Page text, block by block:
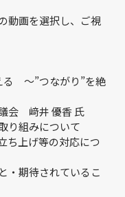
動画を選択し、ご視
～”つながり”を絶
会 﨑井 優香 氏
り組みについて
げ等の対応につ
待されているこ